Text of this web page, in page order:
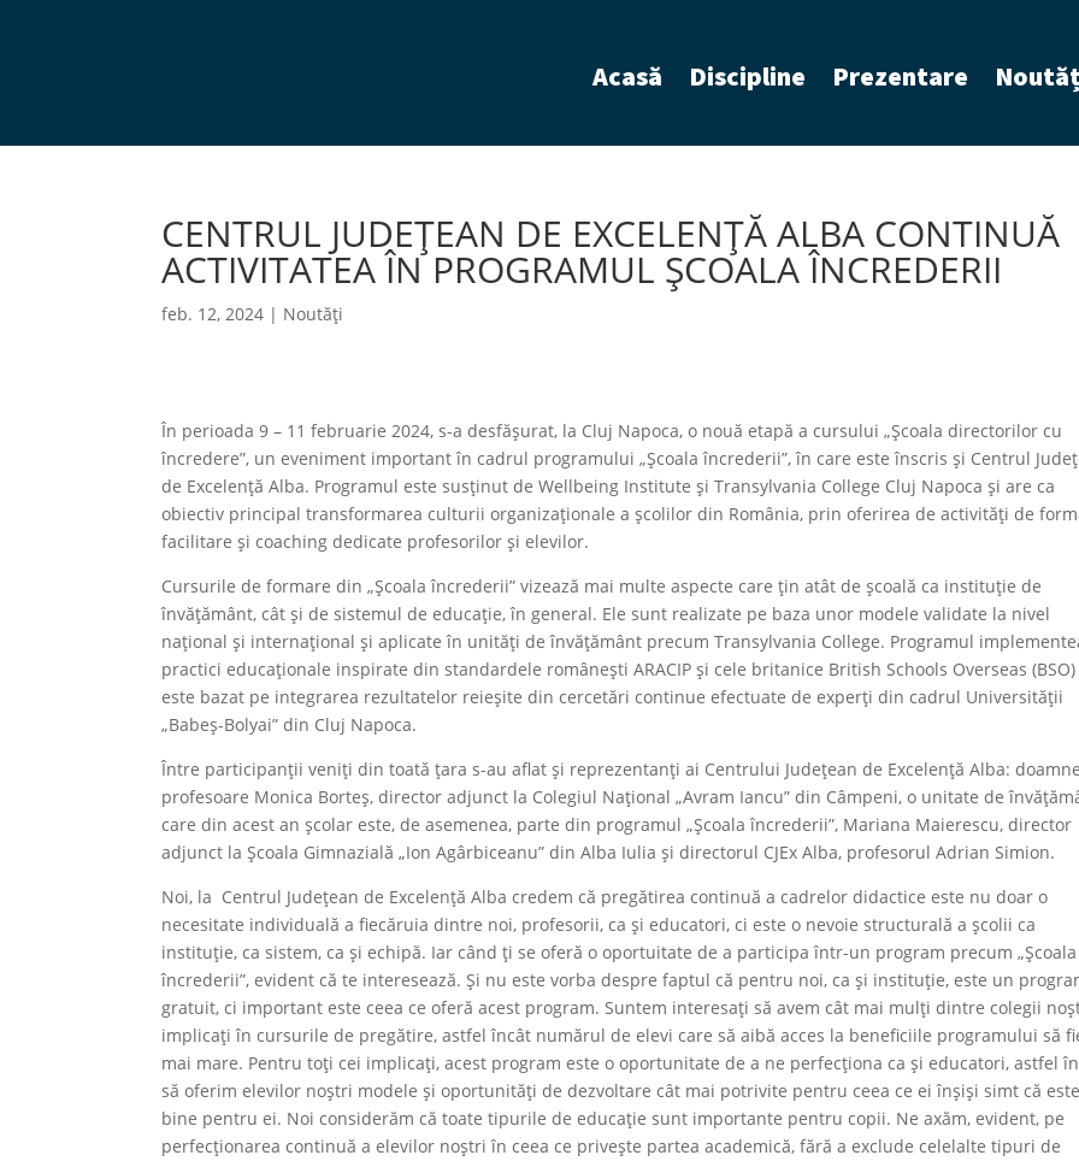
Acasă Discipline Prezentare
CENTRUL JUDEȚEAN DE EXCELENȚĂ ALBA CONTINUĂ
ACTIVITATEA ÎN PROGRAMUL ȘCOALA ÎNCREDERII
feb. 12, 2024 | Noutăți
În perioada 9 – 11 februarie 2024, s-a desfășurat, la Cluj Napoca, o nouă etapă a cursului „Școala directorilor cu
încredere”, un eveniment important în cadrul programului „Școala încrederii”, în care este înscris și Centrul
de Excelență Alba. Programul este susținut de Wellbeing Institute și Transylvania College Cluj Napoca și are ca
obiectiv principal transformarea culturii organizaționale a școlilor din România, prin oferirea de activități de
facilitare și coaching dedicate profesorilor și elevilor.
Cursurile de formare din „Școala încrederii” vizează mai multe aspecte care țin atât de școală ca instituție de
învățământ, cât și de sistemul de educație, în general. Ele sunt realizate pe baza unor modele validate la nivel
național și internațional și aplicate în unități de învățământ precum Transylvania College. Programul
practici educaționale inspirate din standardele românești ARACIP și cele britanice British Schools Overseas
este bazat pe integrarea rezultatelor reieșite din cercetări continue efectuate de experți din cadrul Universității
„Babeș-Bolyai” din Cluj Napoca.
Între participanții veniți din toată țara s-au aflat și reprezentanți ai Centrului Județean de Excelență Alba:
profesoare Monica Borteș, director adjunct la Colegiul Național „Avram Iancu” din Câmpeni, o unitate de
care din acest an școlar este, de asemenea, parte din programul „Școala încrederii”, Mariana Maierescu, director
adjunct la Școala Gimnazială „Ion Agârbiceanu” din Alba Iulia și directorul CJEx Alba, profesorul Adrian Simion.
Noi, la Centrul Județean de Excelență Alba credem că pregătirea continuă a cadrelor didactice este nu doar o
necesitate individuală a fiecăruia dintre noi, profesorii, ca și educatori, ci este o nevoie structurală a școlii ca
instituție, ca sistem, ca și echipă. Iar când ți se oferă o oportuitate de a participa într-un program precum „Școala
încrederii”, evident că te interesează. Și nu este vorba despre faptul că pentru noi, ca și instituție, este un
gratuit, ci important este ceea ce oferă acest program. Suntem interesați să avem cât mai mulți dintre colegii
implicați în cursurile de pregătire, astfel încât numărul de elevi care să aibă acces la beneficiile programului să
mai mare. Pentru toți cei implicați, acest program este o oportunitate de a ne perfecționa ca și educatori, astfel
să oferim elevilor noștri modele și oportunități de dezvoltare cât mai potrivite pentru ceea ce ei înșiși simt că
bine pentru ei. Noi considerăm că toate tipurile de educație sunt importante pentru copii. Ne axăm, evident, pe
perfecționarea continuă a elevilor noștri în ceea ce privește partea academică, fără a exclude celelalte tipuri de